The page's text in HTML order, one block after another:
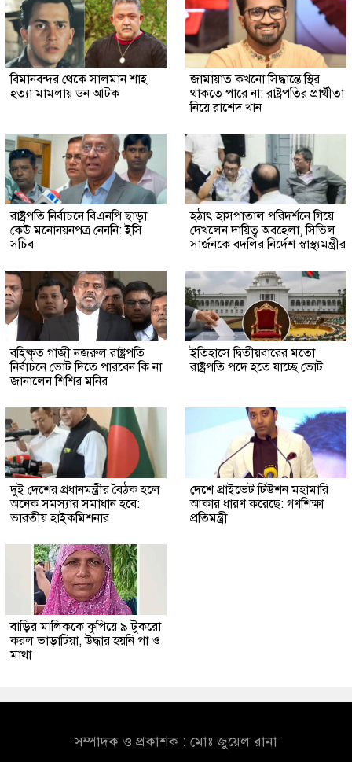
বিমানবন্দর থেকে সালমান শাহ
হত্যা মামলায় ডন আটক
জামায়াত কখনো সিদ্ধান্তে স্থির
থাকতে পারে না: রাষ্ট্রপতির প্রার্থীতা
নিয়ে রাশেদ খান
রাষ্ট্রপতি নির্বাচনে বিএনপি ছাড়া
কেউ মনোনয়নপত্র নেননি: ইসি
সচিব
হঠাৎ হাসপাতাল পরিদর্শনে গিয়ে
দেখলেন দায়িত্ব অবহেলা, সিভিল
সার্জনকে বদলির নির্দেশ স্বাস্থ্যমন্ত্রীর
বহিষ্কৃত গাজী নজরুল রাষ্ট্রপতি
নির্বাচনে ভোট দিতে পারবেন কি না
জানালেন শিশির মনির
ইতিহাসে দ্বিতীয়বারের মতো
রাষ্ট্রপতি পদে হতে যাচ্ছে ভোট
দুই দেশের প্রধানমন্ত্রীর বৈঠক হলে
অনেক সমস্যার সমাধান হবে:
ভারতীয় হাইকমিশনার
দেশে প্রাইভেট টিউশন মহামারি
আকার ধারণ করেছে: গণশিক্ষা
প্রতিমন্ত্রী
বাড়ির মালিককে কুপিয়ে ৯ টুকরো
করল ভাড়াটিয়া, উদ্ধার হয়নি পা ও
মাথা
সম্পাদক ও প্রকাশক : মোঃ জুয়েল রানা